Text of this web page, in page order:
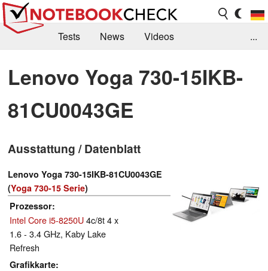
Tests News
Videos
Kaufberatung
Deals Suche
Jobs
Forum
...
Lenovo Yoga 730-15IKB-
81CU0043GE
Ausstattung / Datenblatt
Lenovo Yoga 730-15IKB-81CU0043GE
(Yoga 730-15 Serie)
Prozessor
Intel Core i5-8250U4c/8t 4 x
1.6 - 3.4 GHz, Kaby Lake
Refresh
Grafikkarte